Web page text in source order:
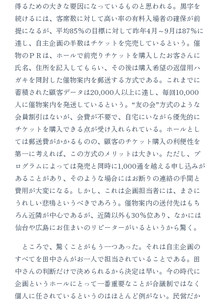
得るための大きな要因になっているものと思われる。黒字を
続けるには、客席数に対して高い率の有料入場者の確保が前
提になるが、平均85％の目標に対して昨年4月～9月は87％に
達し、自主企画の半数はチケットを完売しているという。催
物のＰＲは、ホールで前売りチケットを購入したお客さんに
氏名、住所を記入してもらい、その後は購入希望の返信用ハ
ガキを同封した催物案内を郵送する方式である。これまでに
蓄積された顧客データは20,000人以上に達し、毎回10,000
人に催物案内を発送しているという。“友の会”方式のような
会員割引はないが、会費が不要で、自宅にいながら優先的に
チケットを購入できる点が受け入れられている。ホールとし
ては郵送費がかかるものの、顧客のチケット購入の利便性を
第一に考えれば、この方式のメリットは大きい。ただし、プ
ログラムによっては発売と同時に1,000通を越える申し込みが
あることがあり、そのような場合にはお断りの連絡の手間と
費用が大変になる。しかし、これは企画担当者には、まさに
うれしい悲鳴というべきであろう。催物案内の送付先はもち
ろん近隣が中心であるが、近隣以外も30％位あり、なかには
仙台や広島にお住まいのリピーターがいるというから驚く。
ところで、驚くことがもう一つあった。それは自主企画の
すべてを田中さんがお一人で担当されていることである。田
中さんの判断だけで決められるから決定は早い。今の時代に
企画というホールにとって一番重要なことが合議制ではなく
個人に任されているというのはほとんど例がない。民営だか